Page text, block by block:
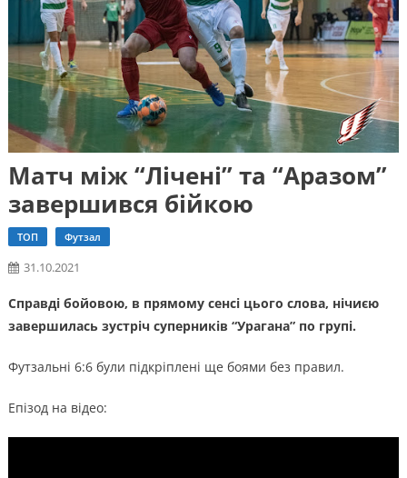
Матч між “Лічені” та “Аразом”
завершився бійкою
ТОП Футзал
31.10.2021
Справді бойовою, в прямому сенсі цього слова, нічиєю
завершилась зустріч суперників “Урагана” по групі.
Футзальні 6:6 були підкріплені ще боями без правил.
Епізод на відео: